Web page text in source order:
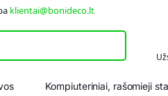
klientai@bonideco.lt
Kompiuteriniai, rašomieji